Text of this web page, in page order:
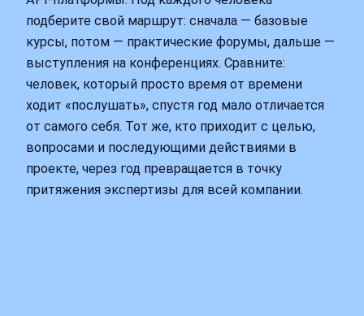
подберите свой маршрут: сначала — базовые
курсы, потом — практические форумы, дальше —
выступления на конференциях. Сравните:
человек, который просто время от времени
ходит «послушать», спустя год мало отличается
от самого себя. Тот же, кто приходит с целью,
вопросами и последующими действиями в
проекте, через год превращается в точку
притяжения экспертизы для всей компании.